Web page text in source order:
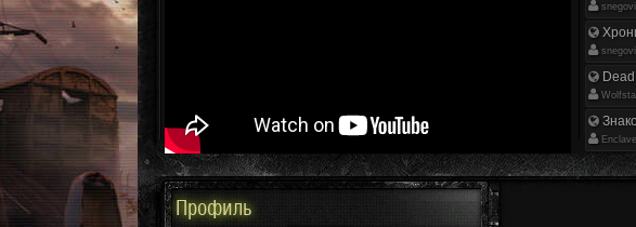
Enclave
Профиль